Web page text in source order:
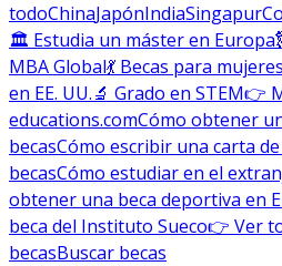
todoChinaJapónIndiaSingapur
🏛 Estudia un máster en Europa
MBA Global💃 Becas para mujeres
en EE. UU.🔬 Grado en STEM👉
educations.comCómo obtener
becasCómo escribir una carta
becasCómo estudiar en el
obtener una beca deportiva en
beca del Instituto Sueco👉 Ver
becasBuscar becas